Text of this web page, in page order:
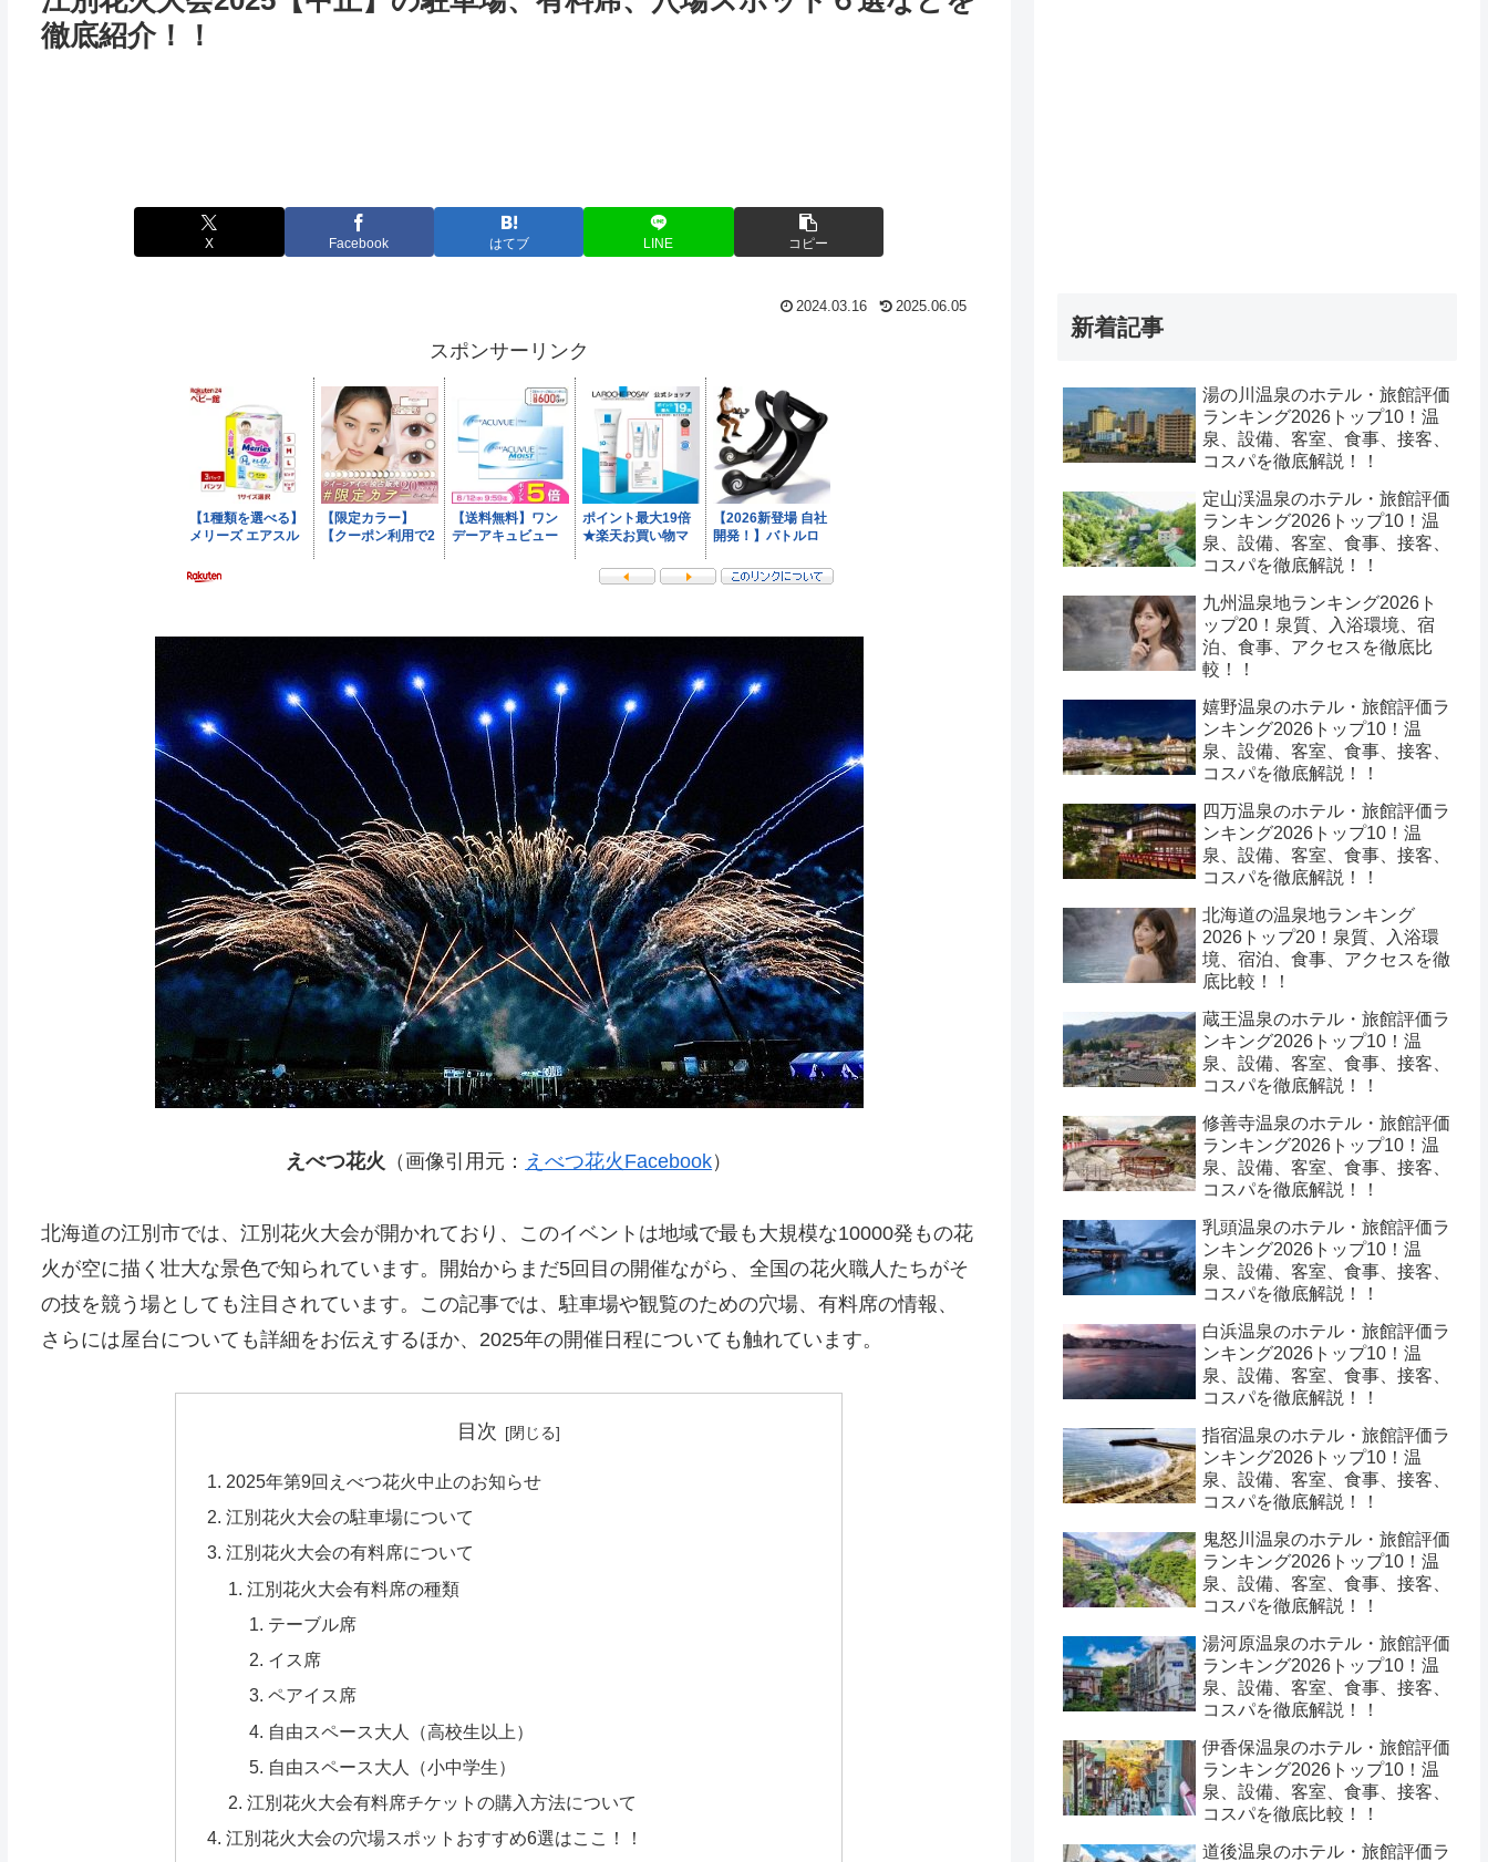
徹底紹介！！
X Facebook はてブ LINE コピー
2024.03.16 2025.06.05
スポンサーリンク
えべつ花火 （画像引用元： えべつ花火Facebook）
北海道の江別市では、江別花火大会が開かれており、このイベントは地域で最も大規模な10000発もの花
火が空に描く壮大な景色で知られています。開始からまだ5回目の開催ながら、全国の花火職人たちがそ
の技を競う場としても注目されています。この記事では、駐車場や観覧のための穴場、有料席の情報、
さらには屋台についても詳細をお伝えするほか、2025年の開催日程についても触れています。
目次
2025年第9回えべつ花火中止のお知らせ
江別花火大会の駐車場について
江別花火大会の有料席について
江別花火大会有料席の種類
テーブル席
イス席
ペアイス席
自由スペース大人（高校生以上）
自由スペース大人（小中学生）
江別花火大会有料席チケットの購入方法について
江別花火大会の穴場スポットおすすめ6選はここ！！
新着記事
湯の川温泉のホテル・旅館評価
ランキング2026トップ10！温
泉、設備、客室、食事、接客、
コスパを徹底解説！！
定山渓温泉のホテル・旅館評価
ランキング2026トップ10！温
泉、設備、客室、食事、接客、
コスパを徹底解説！！
九州温泉地ランキング2026ト
ップ20！泉質、入浴環境、宿
泊、食事、アクセスを徹底比
較！！
嬉野温泉のホテル・旅館評価ラ
ンキング2026トップ10！温
泉、設備、客室、食事、接客、
コスパを徹底解説！！
四万温泉のホテル・旅館評価ラ
ンキング2026トップ10！温
泉、設備、客室、食事、接客、
コスパを徹底解説！！
北海道の温泉地ランキング
2026トップ20！泉質、入浴環
境、宿泊、食事、アクセスを徹
底比較！！
蔵王温泉のホテル・旅館評価ラ
ンキング2026トップ10！温
泉、設備、客室、食事、接客、
コスパを徹底解説！！
修善寺温泉のホテル・旅館評価
ランキング2026トップ10！温
泉、設備、客室、食事、接客、
コスパを徹底解説！！
乳頭温泉のホテル・旅館評価ラ
ンキング2026トップ10！温
泉、設備、客室、食事、接客、
コスパを徹底解説！！
白浜温泉のホテル・旅館評価ラ
ンキング2026トップ10！温
泉、設備、客室、食事、接客、
コスパを徹底解説！！
指宿温泉のホテル・旅館評価ラ
ンキング2026トップ10！温
泉、設備、客室、食事、接客、
コスパを徹底解説！！
鬼怒川温泉のホテル・旅館評価
ランキング2026トップ10！温
泉、設備、客室、食事、接客、
コスパを徹底解説！！
湯河原温泉のホテル・旅館評価
ランキング2026トップ10！温
泉、設備、客室、食事、接客、
コスパを徹底解説！！
伊香保温泉のホテル・旅館評価
ランキング2026トップ10！温
泉、設備、客室、食事、接客、
コスパを徹底比較！！
道後温泉のホテル・旅館評価ラ